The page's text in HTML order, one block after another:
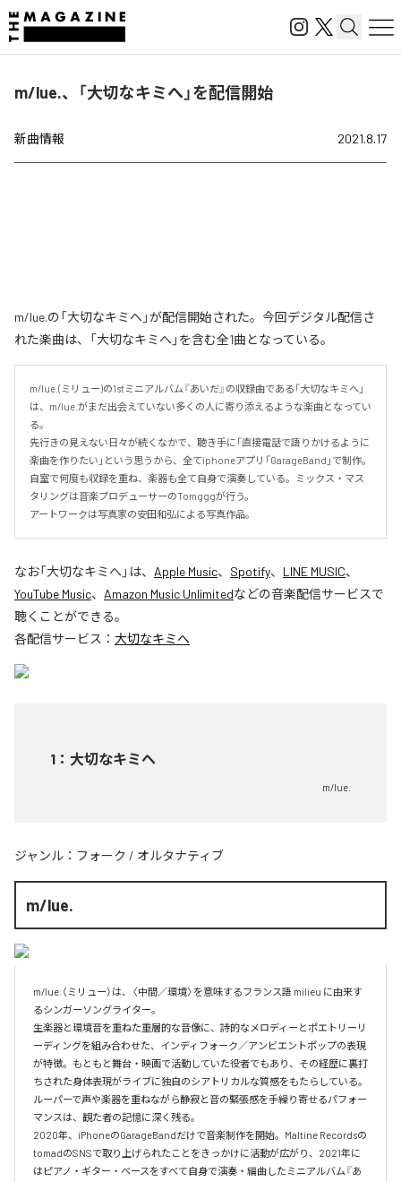
m/lue.、「大切なキミへ」を配信開始
新曲情報 2021.8.17
m/lue.の「大切なキミへ」が配信開始された。今回デジタル配信さ
れた楽曲は、「大切なキミへ」を含む全1曲となっている。
m/lue.(ミリュー)の1stミニアルバム『あいだ』の収録曲である「大切なキミへ」
は、m/lue.がまだ出会えていない多くの人に寄り添えるような楽曲となってい
る。
先行きの見えない日々が続くなかで、聴き手に「直接電話で語りかけるように
楽曲を作りたい」という思うから、全てiphoneアプリ「GarageBand」で制作。
自室で何度も収録を重ね、楽器も全て自身で演奏している。ミックス・マス
タリングは音楽プロデューサーのTomgggが行う。
アートワークは写真家の安田和弘による写真作品。
なお「大切なキミへ 」は、 Apple Music、 Spotify、 LINE MUSIC、
YouTube Music、 Amazon Music Unlimitedなどの音楽配信サービスで
聴くことができる。
各配信サービス： 大切なキミへ
1 ： 大切なキミへ
m/lue.
ジャンル： フォーク / オルタナティブ
m/lue.
m/lue.（ミリュー）は、〈中間／環境〉を意味するフランス語 milieu に由来す
るシンガーソングライター。
生楽器と環境音を重ねた重層的な音像に、詩的なメロディーとポエトリーリ
ーディングを組み合わせた、インディフォーク／アンビエントポップの表現
が特徴。もともと舞台・映画で活動していた役者でもあり、その経歴に裏打
ちされた身体表現がライブに独自のシアトリカルな質感をもたらしている。
ルーパーで声や楽器を重ねながら静寂と音の緊張感を手繰り寄せるパフォー
マンスは、観た者の記憶に深く残る。
2020年、iPhoneのGarageBandだけで音楽制作を開始。Maltine Recordsの
tomadのSNSで取り上げられたことをきっかけに活動が広がり、2021年に
はピアノ・ギター・ベースをすべて自身で演奏・編曲したミニアルバム『あ